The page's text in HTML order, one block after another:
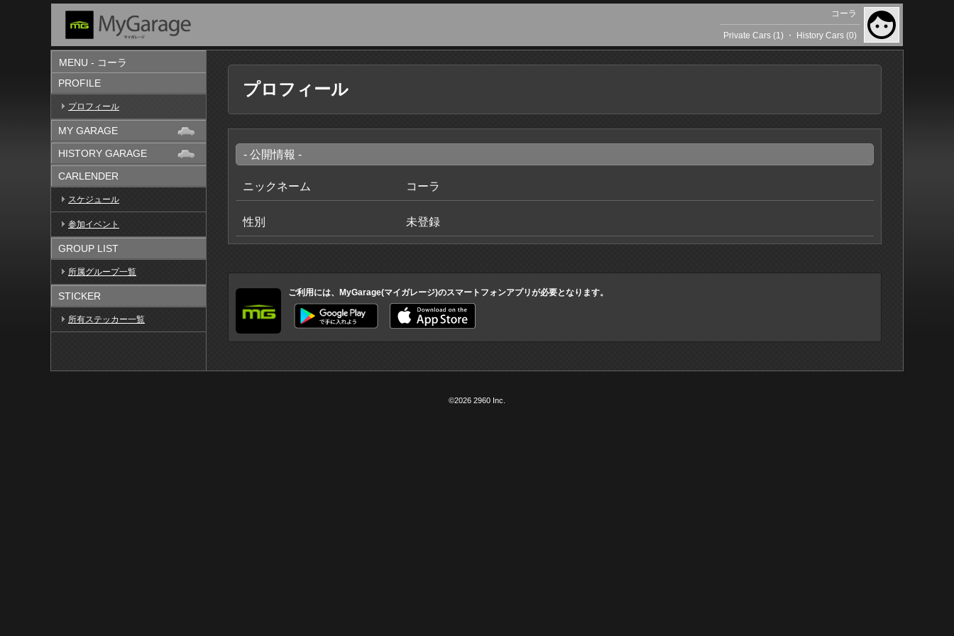
コーラ
Private Cars (1) ・ History Cars (0)
MENU - コーラ
PROFILE
プロフィール
MY GARAGE
HISTORY GARAGE
CARLENDER
スケジュール
参加イベント
GROUP LIST
所属グループ一覧
STICKER
所有ステッカー一覧
プロフィール
- 公開情報 -
ニックネーム コーラ
性別 未登録
ご利用には、MyGarage(マイガレージ)のスマートフォンアプリが必要となります。
©2026 2960 Inc.